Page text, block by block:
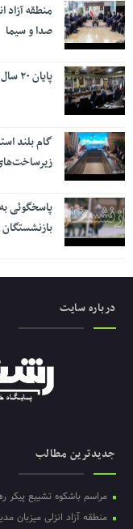
منطقه آزاد
صدا و سیما
پایان ۲۰ سال انتظار برای رینگ دور شهر رشت
گام بلند
درباره سایت
جدیدترین مطالب
مراسم باشکوه تشییع پیکر
منطقه آزاد انزلی میزبان